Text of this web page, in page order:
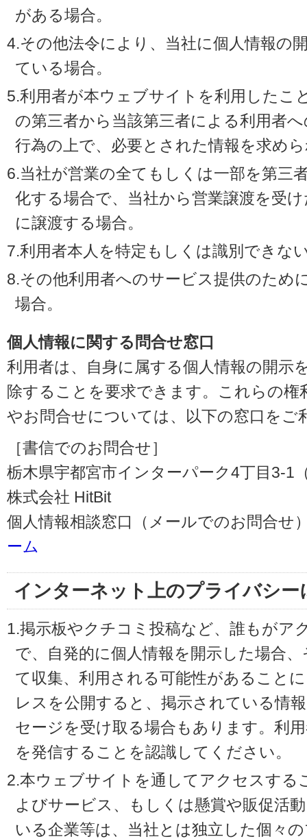
がある場合。
4.その他法令により、当社に個人情報の
ている場合。
5.利用者が本ウェブサイトを利用したこ
の第三者から当該第三者による利用者
行為の上で、必要とされた情報を求め
6.当社が営業の全てもしくは一部を第三
化する場合で、当社から営業譲渡を受
に譲渡する場合。
7.利用者本人を特定もしくは識別できな
8.その他利用者へのサービス提供のため
場合。
個人情報に関する問合せ窓口
利用者は、自身に属する個人情報の開示
除することを要求できます。これらの権
やお問合せについては、以下の窓口をご
［書信でのお問合せ］
栃木県宇都宮市インターパーク4丁目3-1
株式会社 HitBit
個人情報相談窓口（メールでのお問合せ
ーム
インターネット上のプライバシー
1.掲示板やクチコミ投稿など、誰もがア
で、自発的に個人情報を開示した場合
て収集、利用される可能性があること
レスを公開すると、掲示されている情
セージを受け取る場合もあります。利
を発信することを認識してください。
2.本ウェブサイトを通してアクセスする
よびサービス、もしくは懸賞や販促活
いる企業等は、当社とは独立した個々